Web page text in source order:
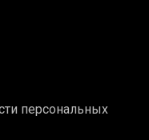
персональных